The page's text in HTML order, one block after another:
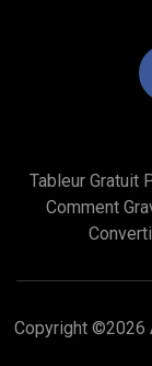
Tableur Gratuit
Comment
Copyright ©2026